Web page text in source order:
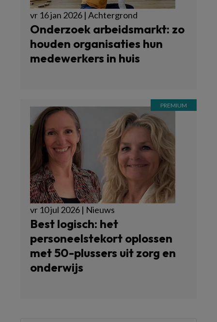
vr 16 jan 2026 | Achtergrond
Onderzoek arbeidsmarkt: zo
houden organisaties hun
medewerkers in huis
vr 10 jul 2026 | Nieuws
Best logisch: het
personeelstekort oplossen
met 50-plussers uit zorg en
onderwijs